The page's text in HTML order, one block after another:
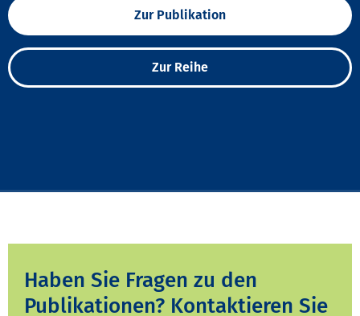
Zur Publikation
Zur Reihe
Haben Sie Fragen zu den
Publikationen? Kontaktieren Sie